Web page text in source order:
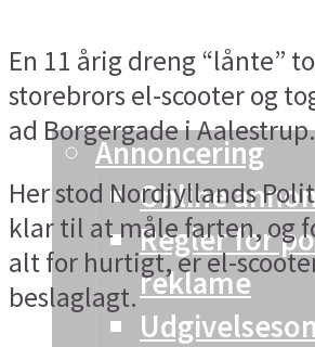
Vesthimmerland
Info og kontakt
Annoncering
Online
Regler for
reklame
En 11 årig dreng “lånte”
storebrors el-scooter og
ad Borgergade i Aalestrup.
Her stod Nordjyllands
klar til at måle farten, og
alt for hurtigt, er el-
beslaglagt.